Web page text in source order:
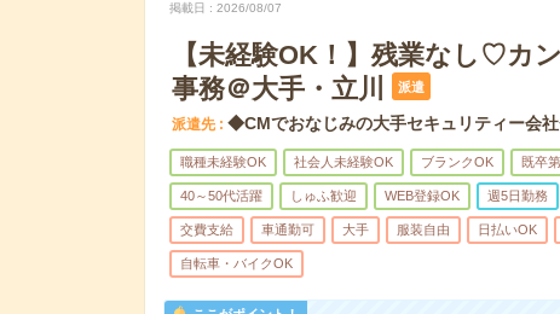
掲載日 2026/08/07
【未経験OK！】残業なし♡カ
事務＠大手・立川
派遣
派遣先 ◆CMでおなじみの大手セキュリティー会
職種未経験OK 社会人未経験OK ブランクOK 既卒
40～50代活躍 しゅふ歓迎 WEB登録OK 週5日勤務
交費支給 車通勤可 大手 服装自由 日払いOK
自転車・バイクOK